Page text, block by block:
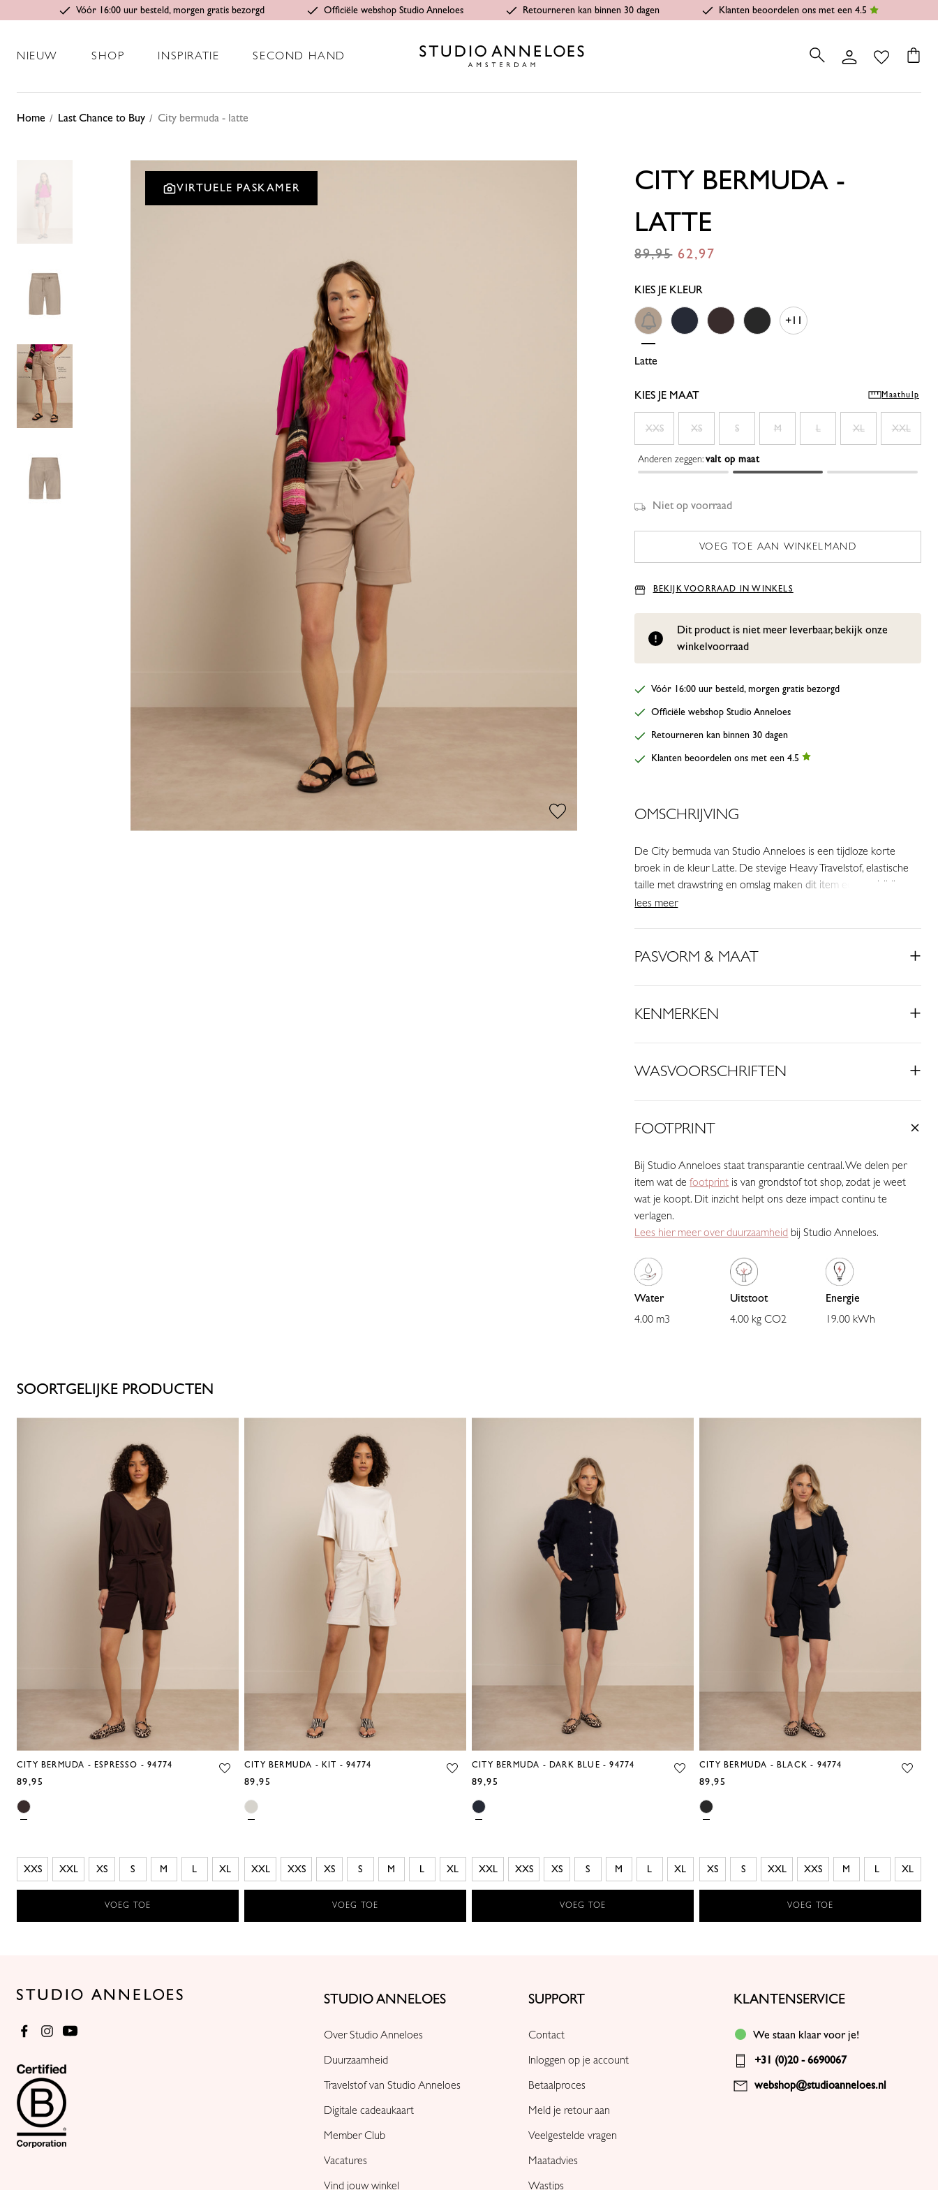
Vóór 16:00 uur besteld, morgen gratis bezorgd Officiële webshop Studio Anneloes Retourneren kan binnen 30 dagen Klanten beoordelen ons met een 4.5
NIEUW SHOP INSPIRATIE SECOND HAND
Home Last Chance to Buy City bermuda - latte
VIRTUELE PASKAMER
CITY BERMUDA -
LATTE
89,95 62,97
KIES JE KLEUR
Latte
+11
KIES JE MAAT Maathulp
XXS XS S M L XL XXL
Anderen zeggen:valt op maat
Niet op voorraad
BEKIJK VOORRAAD IN WINKELS
Dit product is niet meer leverbaar, bekijk onze
winkelvoorraad
Vóór 16:00 uur besteld, morgen gratis bezorgd
Officiële webshop Studio Anneloes
Retourneren kan binnen 30 dagen
Klanten beoordelen ons met een 4.5
OMSCHRIJVING
De City bermuda van Studio Anneloes is een tijdloze korte
broek in de kleur Latte. De stevige Heavy Travelstof, elastische
taille met drawstring en omslag maken dit item een veelzijdige
basic voor je zomergarderobe.
• Bermuda fit
• Drawstring
• Omslag
Deze beige bermuda straalt rust en elegantie uit. De zachte tint
verschillende outfits. Combineer met lichte kleuren voor een
frisse look of met donkere tinten voor meer contrast.
uitstraling. De stof biedt voldoende stretch voor comfort en blijft
mooi in vorm. Daarnaast is het materiaal kreukvrij en makkelijk te
onderhouden.
De elastische tailleband en drawstring zorgen voor een
steekzakken maken het geheel praktisch.
lees meer
PASVORM & MAAT
KENMERKEN
WASVOORSCHRIFTEN
FOOTPRINT
Bij Studio Anneloes staat transparantie centraal. We delen per
item wat defootprint is van grondstof tot shop, zodat je weet
wat je koopt. Dit inzicht helpt ons deze impact continu te
verlagen.
Lees hier meer over duurzaamheid bij Studio Anneloes.
Water
4.00 m3
Uitstoot
4.00 kg CO2
Energie
19.00 kWh
SOORTGELIJKE PRODUCTEN
CITY BERMUDA - ESPRESSO - 94774
89,95
XXS XXL XS S M L XL
VOEG TOE
CITY BERMUDA - KIT - 94774
89,95
XXL XXS XS S M L XL
VOEG TOE
CITY BERMUDA - DARK BLUE - 94774
89,95
XXL XXS XS S M L XL
VOEG TOE
CITY BERMUDA - BLACK - 94774
89,95
XS S XXL XXS M L XL
VOEG TOE
STUDIO ANNELOES
Over Studio Anneloes
Duurzaamheid
Travelstof van Studio Anneloes
Digitale cadeaukaart
Member Club
Vacatures
Vind jouw winkel
SUPPORT
Contact
Inloggen op je account
Betaalproces
Meld je retour aan
Veelgestelde vragen
Maatadvies
Wastips
KLANTENSERVICE
We staan klaar voor je!
+31 (0)20 - 6690067
webshop@studioanneloes.nl